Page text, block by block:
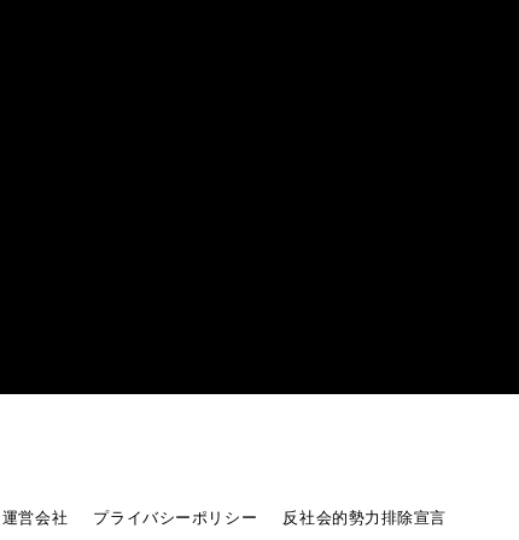
運営会社 プライバシーポリシー 反社会的勢力排除宣言